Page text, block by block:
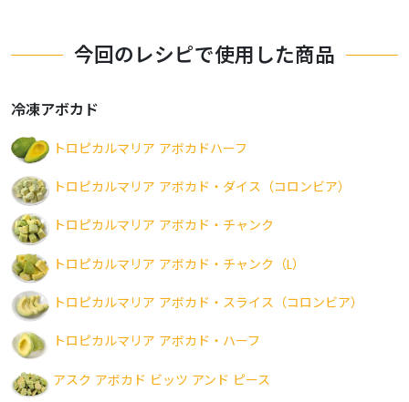
今回のレシピで使用した商品
冷凍アボカド
トロピカルマリア アボカドハーフ
トロピカルマリア アボカド・ダイス（コロンビア）
トロピカルマリア アボカド・チャンク
トロピカルマリア アボカド・チャンク（L）
トロピカルマリア アボカド・スライス（コロンビア）
トロピカルマリア アボカド・ハーフ
アスク アボカド ビッツ アンド ピース